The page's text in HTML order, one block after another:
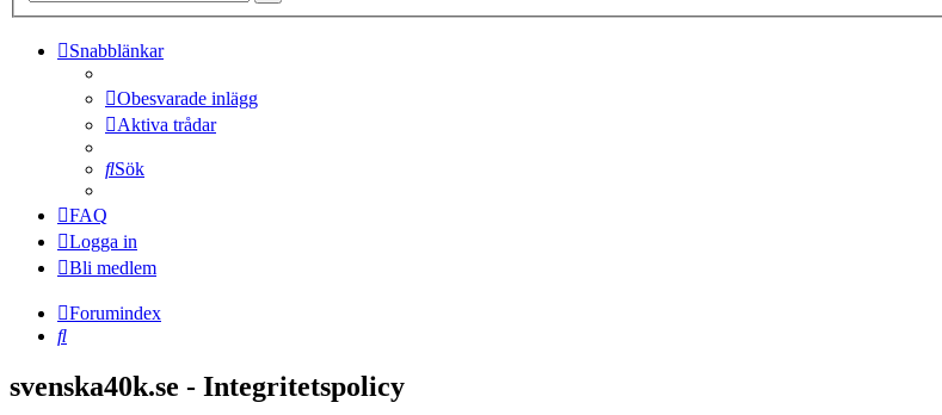
Snabblänkar
Obesvarade inlägg
Aktiva trådar
Sök
FAQ
Logga in
Bli medlem
Forumindex
Sök
svenska40k.se - Integritetspolicy